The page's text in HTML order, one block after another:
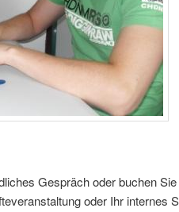
Gespräch oder buchen
oder Ihr internes